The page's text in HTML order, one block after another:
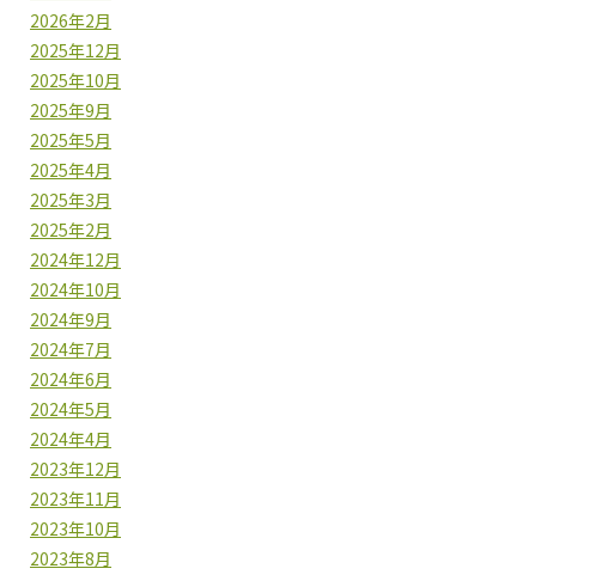
2026年2月
2025年12月
2025年10月
2025年9月
2025年5月
2025年4月
2025年3月
2025年2月
2024年12月
2024年10月
2024年9月
2024年7月
2024年6月
2024年5月
2024年4月
2023年12月
2023年11月
2023年10月
2023年8月